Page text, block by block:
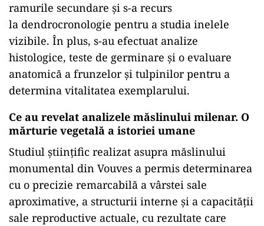
ramurile secundare și s-a recurs
la dendrocronologie pentru a studia inelele
vizibile. În plus, s-au efectuat analize
histologice, teste de germinare și o evaluare
anatomică a frunzelor și tulpinilor pentru a
determina vitalitatea exemplarului.
Ce au revelat analizele măslinului milenar. O
mărturie vegetală a istoriei umane
Studiul științific realizat asupra măslinului
monumental din Vouves a permis determinarea
cu o precizie remarcabilă a vârstei sale
aproximative, a structurii interne și a capacității
sale reproductive actuale, cu rezultate care